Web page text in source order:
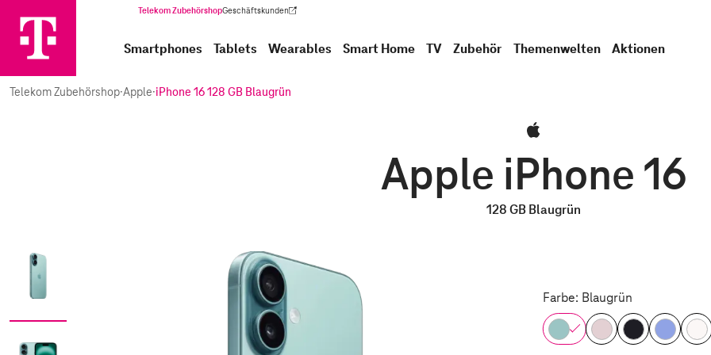
Telekom ZubehörshopGeschäftskunden
(Wird in einem neuen Tab geöffnet)
Smartphones Tablets Wearables Smart Home TV Zubehör Themenwelten Aktionen
Telekom Zubehörshop·Apple·iPhone 16 128 GB Blaugrün
Apple iPhone 16
128 GB Blaugrün
Farbe: Blaugrün